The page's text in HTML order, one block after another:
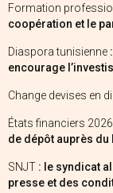
Formation
coopération et le
Diaspora tunisienne
encourage
Change devises en
États financiers 2026
de dépôt auprès du
SNJT : le syndicat
presse et des